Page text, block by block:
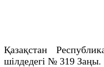
Қазақстан
шілдедегі № 319 Заңы.